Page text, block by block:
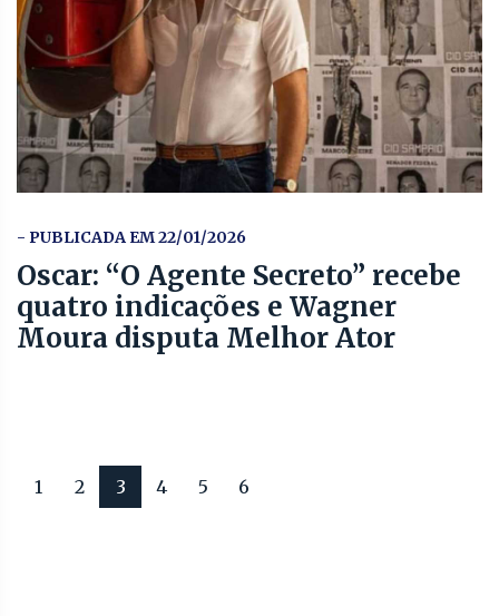
- PUBLICADA EM 22/01/2026
Oscar: “O Agente Secreto” recebe
quatro indicações e Wagner
Moura disputa Melhor Ator
1 2 3 4 5 6